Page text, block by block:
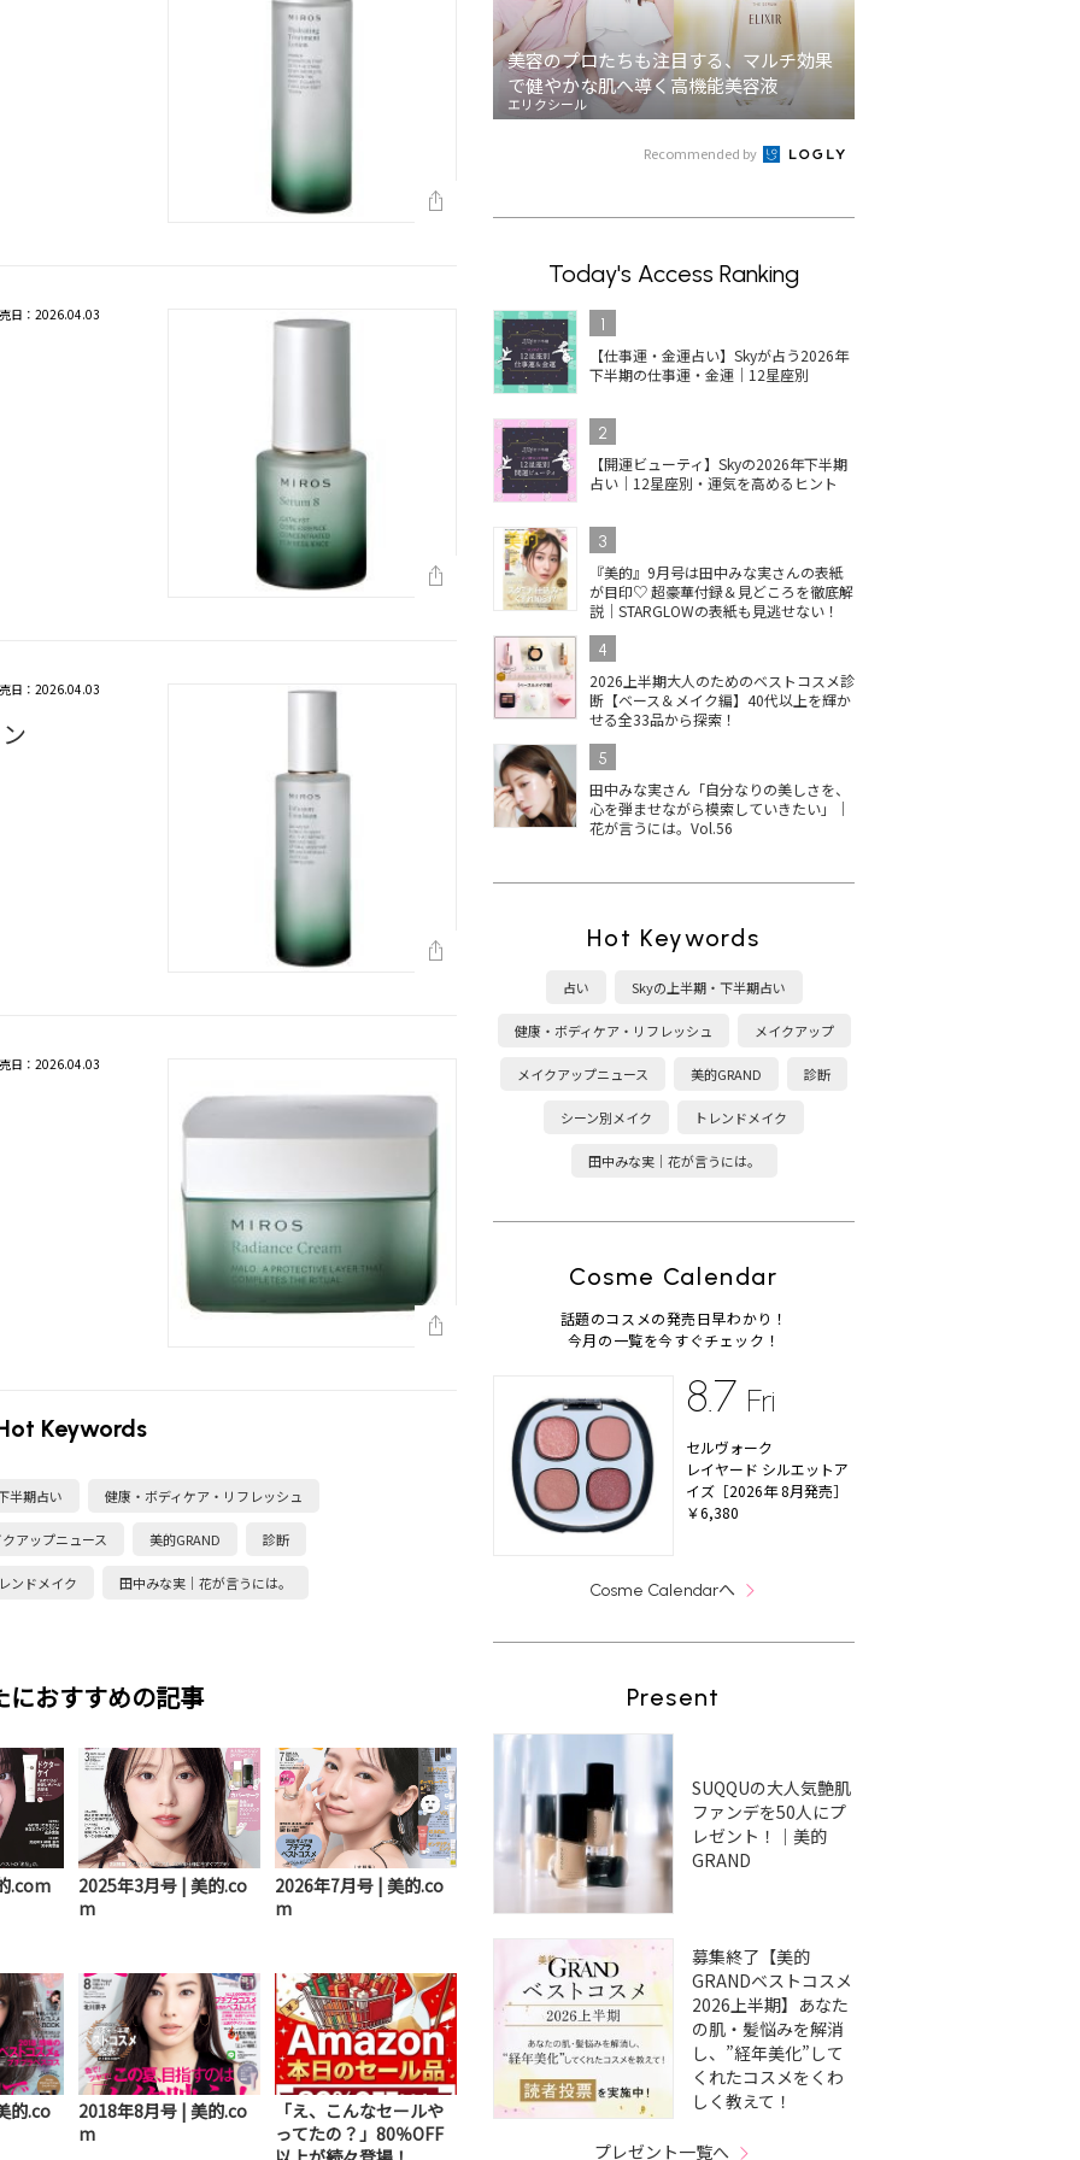
日：2026.04.03
日：2026.04.03
日：2026.04.03
Keywords
半期占い 健康・ボディケア・リフレッシュ
アップニュース 美的GRAND 診断
ンドメイク 田中みな実｜花が言うには。
におすすめの記事
.com
2025年3月号 | 美的.co
m
2026年7月号 | 美的.co
m
的.co
2018年8月号 | 美的.co
m
「え、こんなセールや
ってたの？」80％OFF
美容のプロたちも注目する、マルチ効果
で健やかな肌へ導く高機能美容液
エリクシール
Recommended by
Today's Access Ranking
1
【仕事運・金運占い】Skyが占う2026年
下半期の仕事運・金運｜12星座別
2
【開運ビューティ】Skyの2026年下半期
占い｜12星座別・運気を高めるヒント
3
『美的』9月号は田中みな実さんの表紙
が目印♡ 超豪華付録＆見どころを徹底解
説｜STARGLOWの表紙も見逃せない！
4
2026上半期大人のためのベストコスメ診
断【ベース＆メイク編】40代以上を輝か
せる全33品から探索！
5
田中みな実さん「自分なりの美しさを、
心を弾ませながら模索していきたい」｜
花が言うには。Vol.56
Hot Keywords
占い Skyの上半期・下半期占い
健康・ボディケア・リフレッシュ メイクアップ
メイクアップニュース 美的GRAND 診断
シーン別メイク トレンドメイク
田中みな実｜花が言うには。
Cosme Calendar
話題のコスメの発売日早わかり！
今月の一覧を今すぐチェック！
8.7 Fri
セルヴォーク
レイヤード シルエットア
イズ［2026年 8月発売］
￥6,380
Cosme Calendarへ
Present
SUQQUの大人気艶肌
ファンデを50人にプ
レゼント！｜美的
GRAND
募集終了【美的
GRANDベストコスメ
2026上半期】あなた
の肌・髪悩みを解消
し、”経年美化”して
くれたコスメをくわ
しく教えて！
プレゼント一覧へ